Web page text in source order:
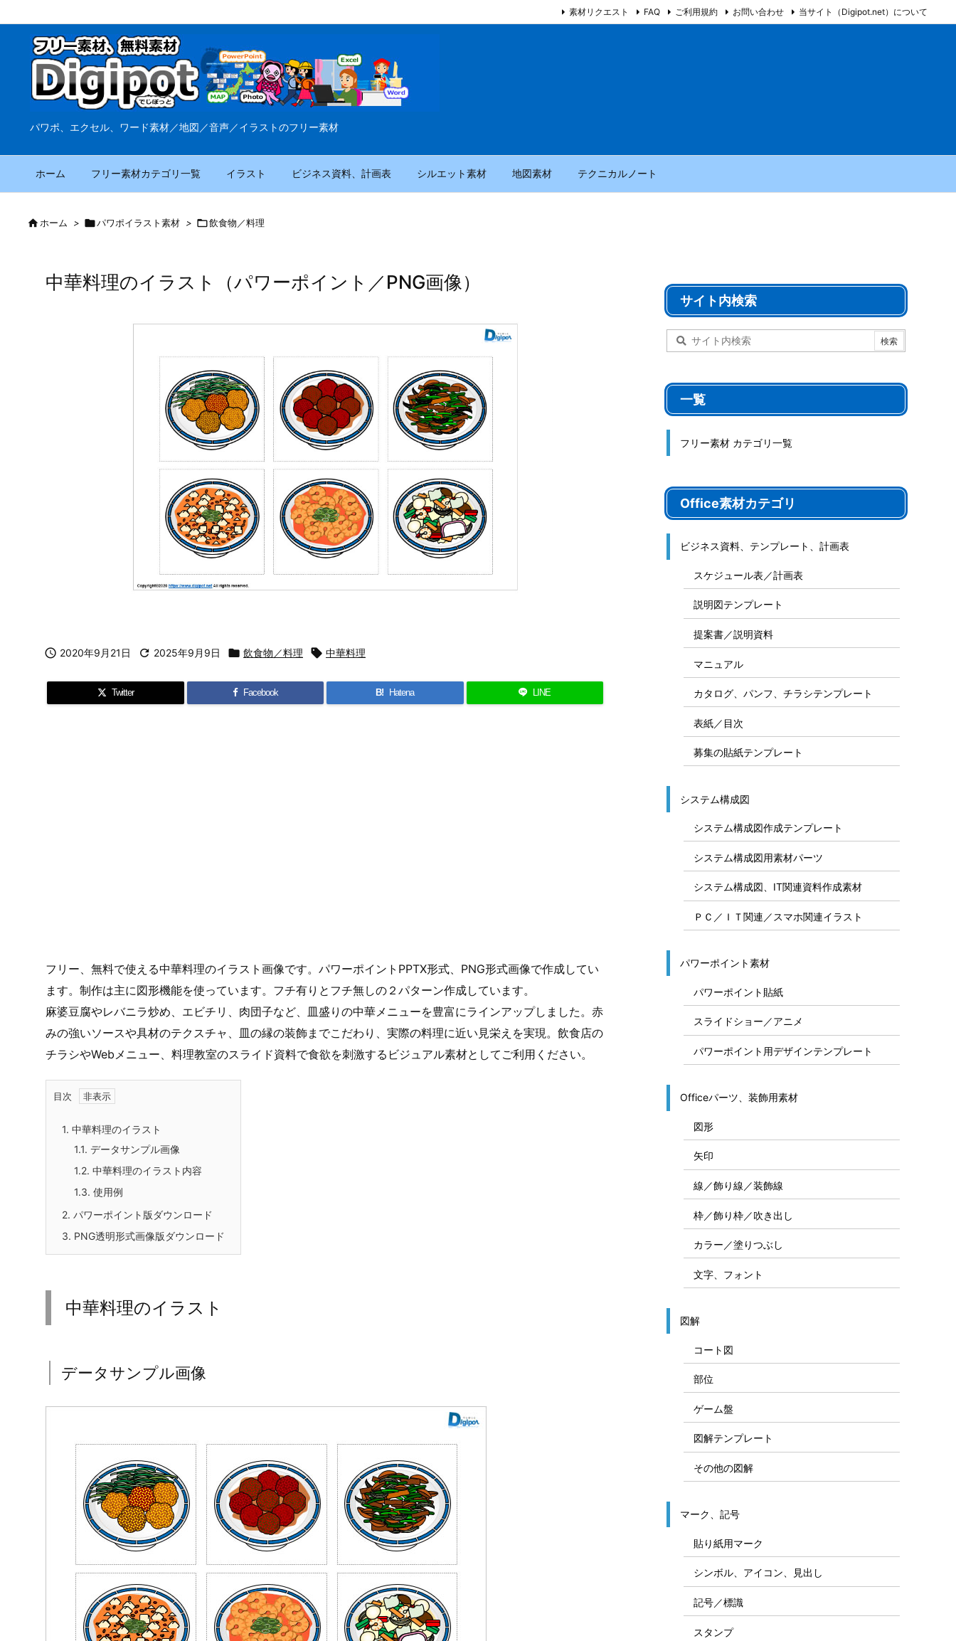
パワポ、エクセル、ワード素材／地図／音声／イラストのフリー素材
ホーム フリー素材カテゴリ一覧 イラスト ビジネス資料、計画表 シルエット素材 地図素材 テクニカルノート
素材リクエスト FAQ ご利用規約 お問い合わせ 当サイト（Digipot.net）について
ホーム > パワポイラスト素材 > 飲食物／料理
中華料理のイラスト（パワーポイント／PNG画像）
 2020年9月21日  2025年9月9日  飲食物／料理  中華料理
Twitter Facebook B! Hatena LINE
フリー、無料で使える中華料理のイラスト画像です。パワーポイントPPTX形式、PNG形式画像で作成してい
ます。制作は主に図形機能を使っています。フチ有りとフチ無しの２パターン作成しています。
麻婆豆腐やレバニラ炒め、エビチリ、肉団子など、皿盛りの中華メニューを豊富にラインアップしました。赤
みの強いソースや具材のテクスチャ、皿の縁の装飾までこだわり、実際の料理に近い見栄えを実現。飲食店の
チラシやWebメニュー、料理教室のスライド資料で食欲を刺激するビジュアル素材としてご利用ください。
目次
1. 中華料理のイラスト
1.1. データサンプル画像
1.2. 中華料理のイラスト内容
1.3. 使用例
2. パワーポイント版ダウンロード
3. PNG透明形式画像版ダウンロード
中華料理のイラスト
データサンプル画像
サイト内検索
一覧
フリー素材 カテゴリ一覧
Office素材カテゴリ
ビジネス資料、テンプレート、計画表
スケジュール表／計画表
説明図テンプレート
提案書／説明資料
マニュアル
カタログ、パンフ、チラシテンプレート
表紙／目次
募集の貼紙テンプレート
システム構成図
システム構成図作成テンプレート
システム構成図用素材パーツ
システム構成図、IT関連資料作成素材
ＰＣ／ＩＴ関連／スマホ関連イラスト
パワーポイント素材
パワーポイント貼紙
スライドショー／アニメ
パワーポイント用デザインテンプレート
Officeパーツ、装飾用素材
図形
矢印
線／飾り線／装飾線
枠／飾り枠／吹き出し
カラー／塗りつぶし
文字、フォント
図解
コート図
部位
ゲーム盤
図解テンプレート
その他の図解
マーク、記号
貼り紙用マーク
シンボル、アイコン、見出し
記号／標識
スタンプ